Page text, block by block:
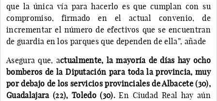
que la única vía para hacerlo es que cumplan con su
compromiso, firmado en el actual convenio, de
incrementar el número de efectivos que se encuentran
de guardia en los parques que dependen de ella”, añade
Asegura que, actualmente, la mayoría de días hay ocho
bomberos de la Diputación para toda la provincia, muy
por debajo de los servicios provinciales de Albacete (30),
Guadalajara (22), Toledo (30).En Ciudad Real hay aún